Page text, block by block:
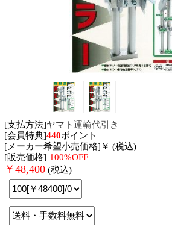
[支払方法]ヤマト運輸代引き
[会員特典]440ポイント
[メーカー希望小売価格]￥ (税込)
[販売価格] 100%OFF
￥ 48,400 (税込)